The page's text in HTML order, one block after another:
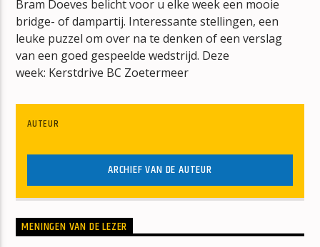
mz-radio
Bram Doeves belicht voor u elke week een mooie
bridge- of dampartij. Interessante stellingen, een
leuke puzzel om over na te denken of een verslag
van een goed gespeelde wedstrijd. Deze
week: Kerstdrive BC Zoetermeer
AUTEUR
ARCHIEF VAN DE AUTEUR
MENINGEN VAN DE LEZER